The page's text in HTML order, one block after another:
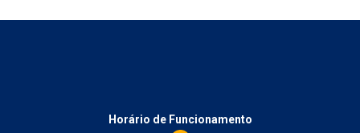
Horário de Funcionamento